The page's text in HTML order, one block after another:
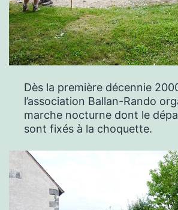
Dès la première décennie
l’association Ballan-Rando
marche nocturne dont le
sont fixés à la choquette.